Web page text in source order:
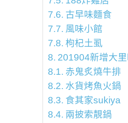
古早味麵食
風味小館
枸杞土虱
201904新增大
赤鬼炙燒牛排
水貨烤魚火鍋
食其家sukiya
兩披索靚鍋